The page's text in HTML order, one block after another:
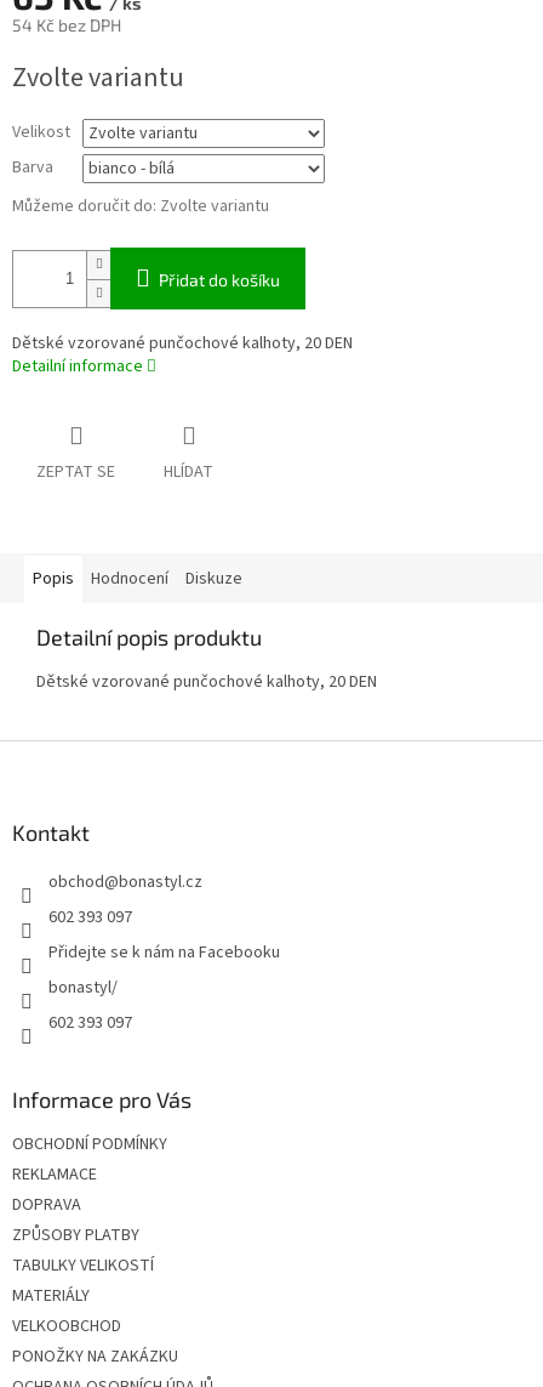
54 Kč bez DPH
cena:
Zvolte variantu
Velikost
Barva
Můžeme doručit do: Zvolte variantu
Přidat do košíku
Dětské vzorované punčochové kalhoty, 20 DEN
Detailní informace
ZEPTAT SE HLÍDAT
Popis Hodnocení Diskuze
Detailní popis produktu
Dětské vzorované punčochové kalhoty, 20 DEN
Kontakt
obchod@bonastyl.cz
602 393 097
Přidejte se k nám na Facebooku
bonastyl/
602 393 097
Informace pro Vás
OBCHODNÍ PODMÍNKY
REKLAMACE
DOPRAVA
ZPŮSOBY PLATBY
TABULKY VELIKOSTÍ
MATERIÁLY
VELKOOBCHOD
PONOŽKY NA ZAKÁZKU